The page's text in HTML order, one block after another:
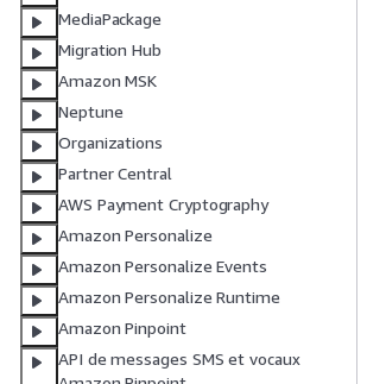
MediaPackage
Migration Hub
Amazon MSK
Neptune
Organizations
Partner Central
AWS Payment Cryptography
Amazon Personalize
Amazon Personalize Events
Amazon Personalize Runtime
Amazon Pinpoint
API de messages SMS et vocaux